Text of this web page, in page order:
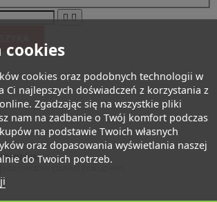
 
przed zakupem
cookies
cookies oraz podobnych technologii w
Ci najlepszych doświadczeń z korzystania z
Zgadzając się na wszystkie pliki
nam na zadbanie o Twój komfort podczas
na podstawie Twoich własnych
oraz dopasowania wyświetlania naszej
do Twoich potrzeb.